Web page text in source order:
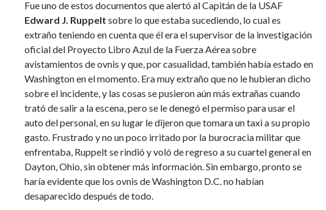
Fue uno de estos documentos que alertó al Capitán de la USAF
Edward J. Ruppelt sobre lo que estaba sucediendo, lo cual es
extraño teniendo en cuenta que él era el supervisor de la investigación
oficial del Proyecto Libro Azul de la Fuerza Aérea sobre
avistamientos de ovnis y que, por casualidad, también había estado en
Washington en el momento. Era muy extraño que no le hubieran dicho
sobre el incidente, y las cosas se pusieron aún más extrañas cuando
trató de salir a la escena, pero se le denegó el permiso para usar el
auto del personal, en su lugar le dijeron que tomara un taxi a su propio
gasto. Frustrado y no un poco irritado por la burocracia militar que
enfrentaba, Ruppelt se rindió y voló de regreso a su cuartel general en
Dayton, Ohio, sin obtener más información. Sin embargo, pronto se
haría evidente que los ovnis de Washington D.C. no habían
desaparecido después de todo.